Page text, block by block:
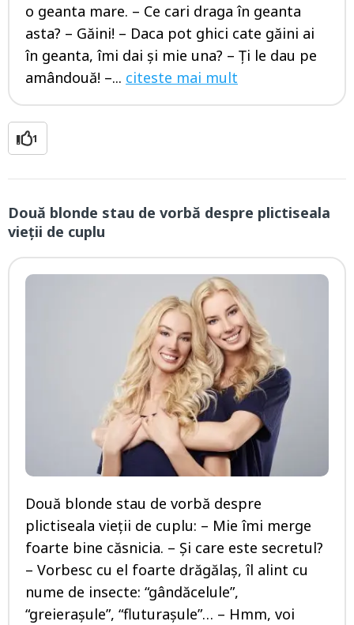
o geanta mare. – Ce cari draga în geanta
asta? – Găini! – Daca pot ghici cate găini ai
în geanta, îmi dai și mie una? – Ți le dau pe
amândouă! –... citeste mai mult
1
Două blonde stau de vorbă despre plictiseala
vieţii de cuplu
Două blonde stau de vorbă despre
plictiseala vieţii de cuplu: – Mie îmi merge
foarte bine căsnicia. – Şi care este secretul?
– Vorbesc cu el foarte drăgălaş, îl alint cu
nume de insecte: “gândăcelule”,
“greieraşule”, “fluturaşule”… – Hmm, voi